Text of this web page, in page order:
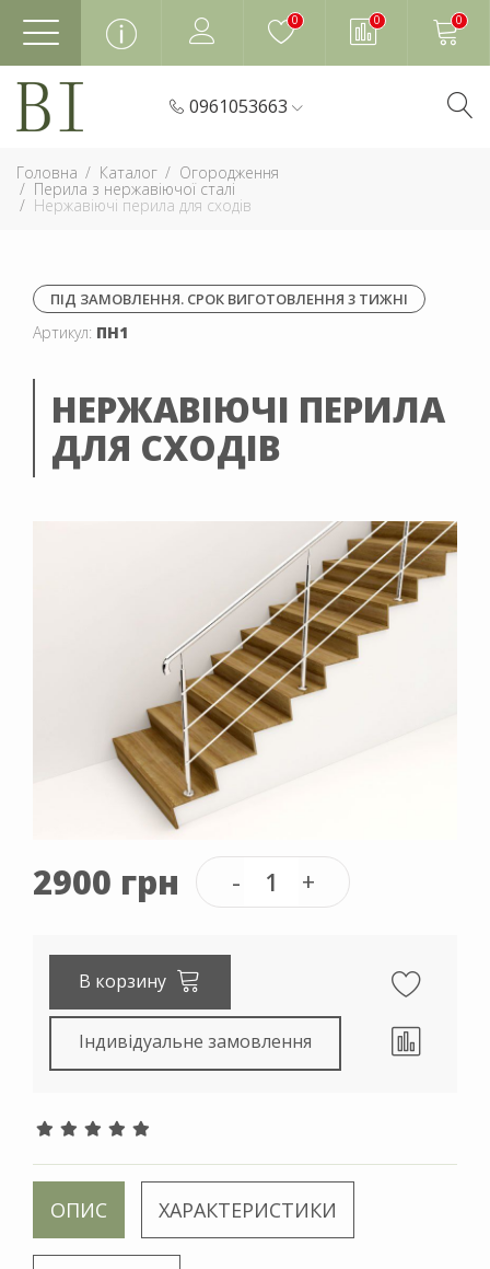
0 0 0
0961053663
Головна Каталог Огородження
Перила з нержавіючої сталі
Нержавіючі перила для сходів
ПІД ЗАМОВЛЕННЯ. СРОК ВИГОТОВЛЕННЯ 3 ТИЖНІ
Артикул: ПН1
НЕРЖАВІЮЧІ ПЕРИЛА
ДЛЯ СХОДІВ
2900 грн
В корзину
Індивідуальне замовлення
ОПИС ХАРАКТЕРИСТИКИ